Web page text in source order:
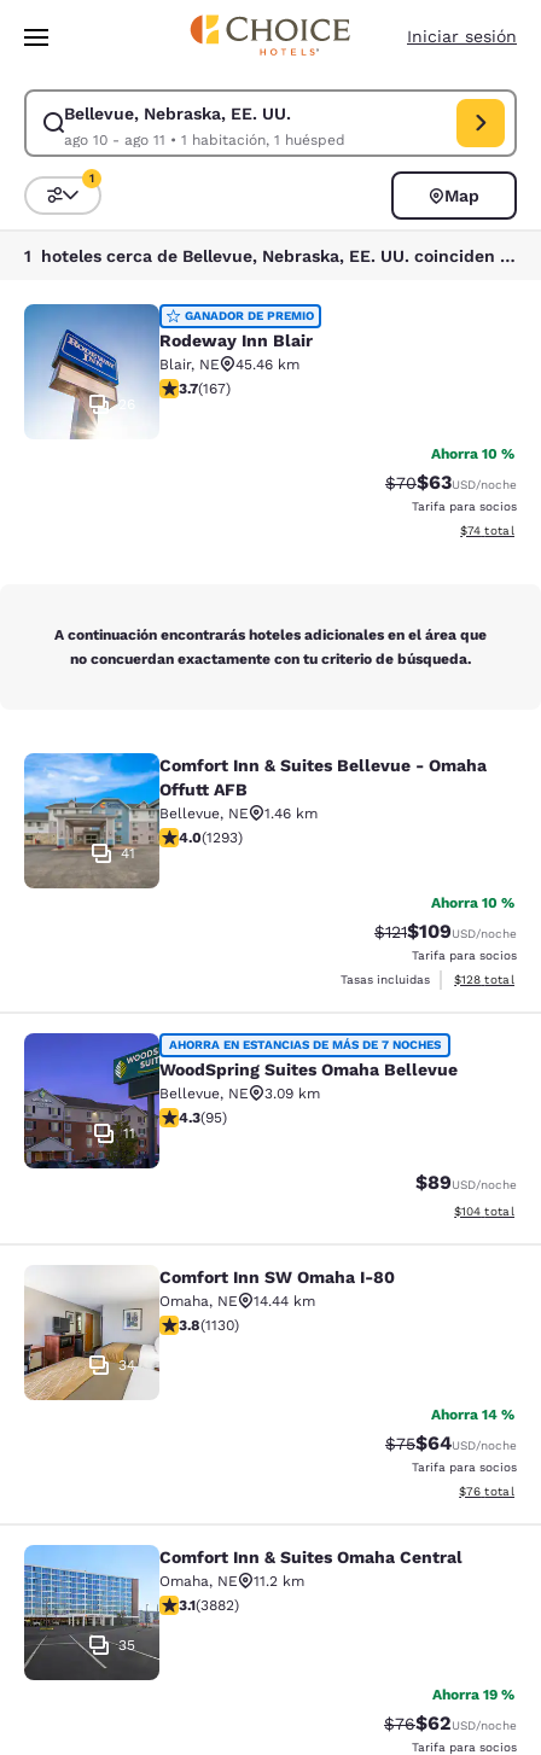
Saltar A Contenido Principal
Iniciar sesión
Bellevue, Nebraska, EE. UU.
ago 10 - ago 11 • 1 habitación, 1 huésped
Modificar búsqueda para Bellevue, Nebraska, EE. UU.. Fecha de
Ordenar y filtrar
1
Map
1 hoteles cerca de Bellevue, Nebraska, EE. UU. coinciden con tus filtros
Rodeway Inn Blair
26
GANADOR DE PREMIO
Rodeway Inn Blair
Blair, NE
45.46 km
Calificación de 3.69 estrellas. Bueno. 167 reseñas
3.7(167)
Ahorra 10 %
Tarifa tachada:
$70Tarifa
$63USD/noche
Tarifa para socios
Ver detalles
$74 total
A continuación encontrarás hoteles adicionales en el área que
no concuerdan exactamente con tu criterio de búsqueda.
Comfort Inn & Suites Bellevue -
41
Comfort Inn & Suites Bellevue - Omaha
Offutt AFB
Bellevue, NE
1.46 km
Calificación de 4.05 estrellas. Muy bueno. 1293
4.0(1293)
Ahorra 10 %
Tarifa tachada:
$121Tarifa reducida:
$109USD/noche
Tarifa para socios
Tasas incluidas
Ver detalles
$128 total
WoodSpring Suites Omaha Bellevue
11
AHORRA EN ESTANCIAS DE MÁS DE 7 NOCHES
WoodSpring Suites Omaha Bellevue
Bellevue, NE
3.09 km
Calificación de 4.26 estrellas. Excelente. 95 reseñas
4.3(95)
$89USD/noche
Ver detalles
$104 total
Comfort Inn SW Omaha I-80
34
Comfort Inn SW Omaha I-80
Omaha, NE
14.44 km
Calificación de 3.81 estrellas. Bueno. 1130 reseñas
3.8(1130)
Ahorra 14 %
Tarifa tachada:
$75Tarifa
$64USD/noche
Tarifa para socios
Ver detalles
$76 total
Comfort Inn & Suites Omaha
35
Comfort Inn & Suites Omaha Central
Omaha, NE
11.2 km
Calificación de 3.13 estrellas. Bueno. 3882 reseñas
3.1(3882)
Ahorra 19 %
Tarifa tachada:
$76Tarifa
$62USD/noche
Tarifa para socios